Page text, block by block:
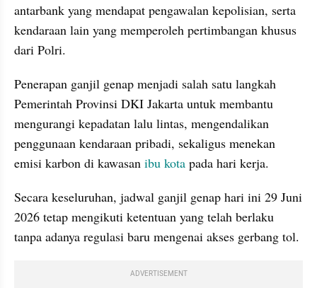
antarbank yang mendapat pengawalan kepolisian, serta
kendaraan lain yang memperoleh pertimbangan khusus
dari Polri.
Penerapan ganjil genap menjadi salah satu langkah
Pemerintah Provinsi DKI Jakarta untuk membantu
mengurangi kepadatan lalu lintas, mengendalikan
penggunaan kendaraan pribadi, sekaligus menekan
emisi karbon di kawasan ibu kota pada hari kerja.
Secara keseluruhan, jadwal ganjil genap hari ini 29 Juni
2026 tetap mengikuti ketentuan yang telah berlaku
tanpa adanya regulasi baru mengenai akses gerbang tol.
ADVERTISEMENT